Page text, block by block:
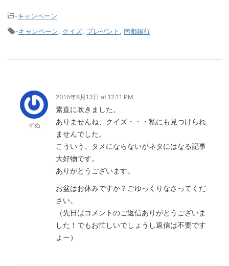
-キャンペーン
-キャンペーン クイズ プレゼント 南都銀行
ぞぬ
2015年8月13日 at 12:11 PM
素直に吹きました。
ありませんね、クイズ・・・私にも見つけられ
ませんでした。
こういう、タメにならないがネタにはなる記事
大好物です。
ありがとうございます。
お盆はお休みですか？ごゆっくりなさってくだ
さい。
（先日はコメントのご返信ありがとうございま
した！でもお忙しいでしょうし返信は不要です
よー）